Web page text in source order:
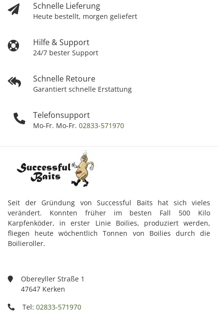
Schnelle Lieferung
Heute bestellt, morgen geliefert
Hilfe & Support
24/7 bester Support
Schnelle Retoure
Garantiert schnelle Erstattung
Telefonsupport
Mo-Fr. Mo-Fr. 02833-571970
Seit der Gründung von Successful Baits hat sich vieles
verändert. Konnten früher im besten Fall 500 Kilo
Karpfenköder, in erster Linie Boilies, produziert werden,
fliegen heute wöchentlich Tonnen von Boilies durch die
Boilieroller.
Obereyller Straße 1
47647 Kerken
Tel: 02833-571970